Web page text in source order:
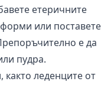
етеричните
или поставете
е да
пудра.
леденците от